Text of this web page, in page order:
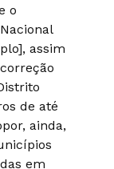
o
assim
de até
ainda,
em